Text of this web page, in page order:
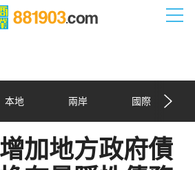
本地 兩岸 國際
加地方政府債